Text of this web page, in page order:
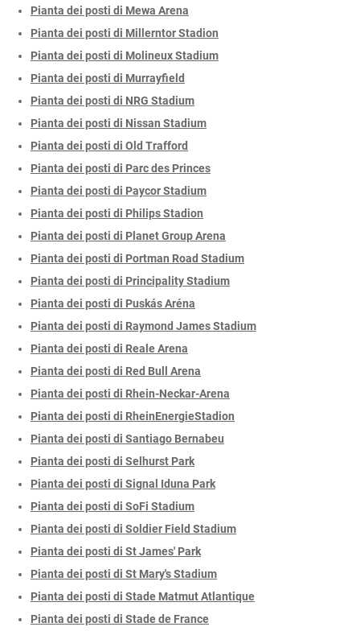
Pianta dei posti di Mewa Arena
Pianta dei posti di Millerntor Stadion
Pianta dei posti di Molineux Stadium
Pianta dei posti di Murrayfield
Pianta dei posti di NRG Stadium
Pianta dei posti di Nissan Stadium
Pianta dei posti di Old Trafford
Pianta dei posti di Parc des Princes
Pianta dei posti di Paycor Stadium
Pianta dei posti di Philips Stadion
Pianta dei posti di Planet Group Arena
Pianta dei posti di Portman Road Stadium
Pianta dei posti di Principality Stadium
Pianta dei posti di Puskás Aréna
Pianta dei posti di Raymond James Stadium
Pianta dei posti di Reale Arena
Pianta dei posti di Red Bull Arena
Pianta dei posti di Rhein-Neckar-Arena
Pianta dei posti di RheinEnergieStadion
Pianta dei posti di Santiago Bernabeu
Pianta dei posti di Selhurst Park
Pianta dei posti di Signal Iduna Park
Pianta dei posti di SoFi Stadium
Pianta dei posti di Soldier Field Stadium
Pianta dei posti di St James' Park
Pianta dei posti di St Mary's Stadium
Pianta dei posti di Stade Matmut Atlantique
Pianta dei posti di Stade de France